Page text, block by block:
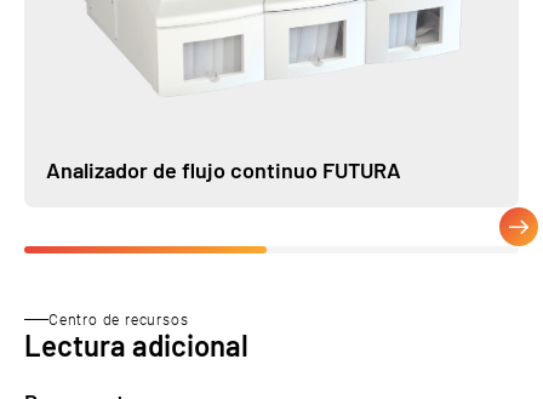
Analizador de flujo continuo FUTURA
Centro de recursos
Lectura adicional